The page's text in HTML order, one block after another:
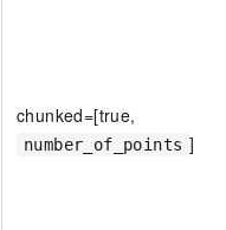
chunked=[true,
number_of_points ]